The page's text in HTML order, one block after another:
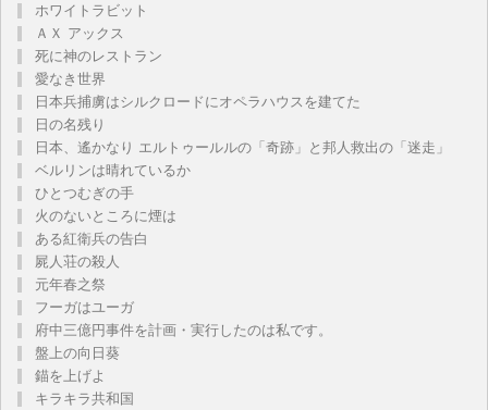
ホワイトラビット
ＡＸ アックス
死に神のレストラン
愛なき世界
日本兵捕虜はシルクロードにオペラハウスを建てた
日の名残り
日本、遙かなり エルトゥールルの「奇跡」と邦人救出の「迷走」
ベルリンは晴れているか
ひとつむぎの手
火のないところに煙は
ある紅衛兵の告白
屍人荘の殺人
元年春之祭
フーガはユーガ
府中三億円事件を計画・実行したのは私です。
盤上の向日葵
錨を上げよ
キラキラ共和国